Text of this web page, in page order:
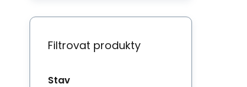
Filtrovat produkty
Stav